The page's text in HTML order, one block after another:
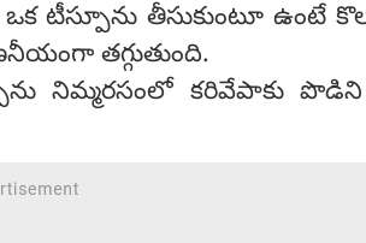
టీస్పూను తీసుకుంటూ ఉంటే
తగ్గుతుంది.
నిమ్మరసంలో కరివేపాకు